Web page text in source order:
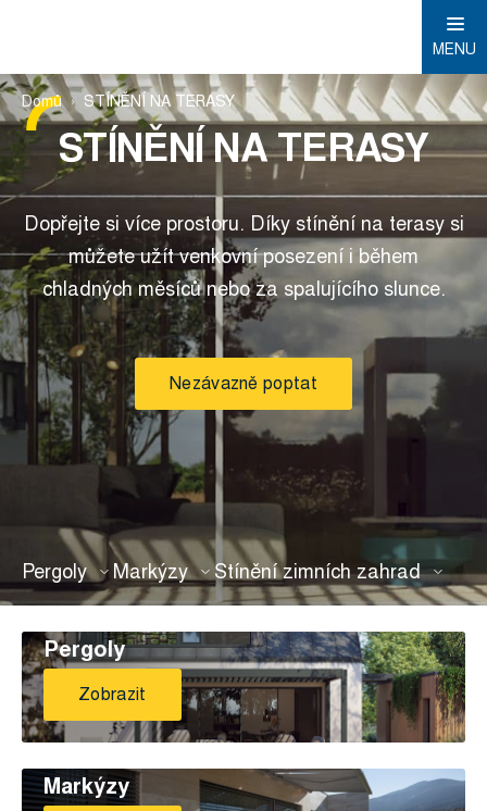
MENU
Domů STÍNĚNÍ NA TERASY
STÍNĚNÍ NA TERASY
Dopřejte si více prostoru. Díky stínění na terasy si
můžete užít venkovní posezení i během
chladných měsíců nebo za spalujícího slunce.
Nezávazně poptat
Pergoly Markýzy Stínění zimních zahrad
Pergoly
Zobrazit
Markýzy